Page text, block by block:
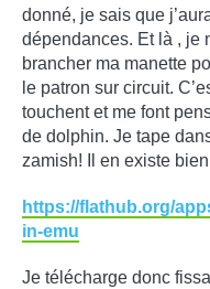
donné, je sais que
dépendances. Et là , je
brancher ma manette
le patron sur circuit.
touchent et me font
de dolphin. Je tape
zamish! Il en existe
https://flathub.org/
in-emu
Je télécharge donc